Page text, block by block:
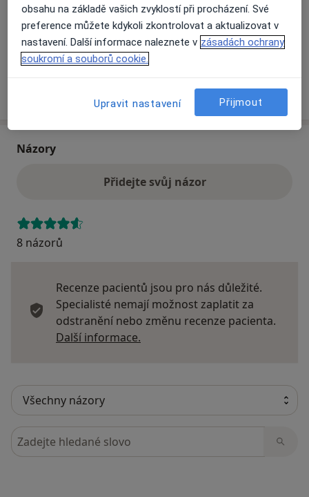
Způsoby platby (soukromé návštěvy)
Na teto adrese lékař přijímá pacienty na pojišťovnu
Detaily
o adrese
Názory
Přidejte svůj názor
8 názorů
Recenze pacientů jsou pro nás důležité.
Specialisté nemají možnost zaplatit za
odstranění nebo změnu recenze pacienta.
Další informace.
Hledejte v názorech
obsahu na základě vašich zvyklostí při procházení. Své
preference můžete kdykoli zkontrolovat a aktualizovat v
nastavení. Další informace naleznete v zásadách ochrany
soukromí a souborů cookie.
Upravit nastavení Přijmout